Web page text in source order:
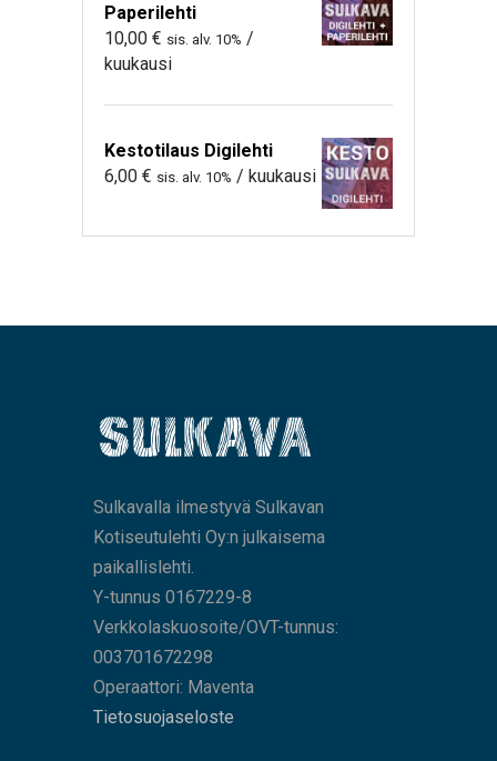
Paperilehti
10,00 € sis. alv. 10% /
kuukausi
Kestotilaus Digilehti
6,00 € sis. alv. 10% / kuukausi
Sulkavalla ilmestyvä Sulkavan
Kotiseutulehti Oy:n julkaisema
paikallislehti.
Y-tunnus 0167229-8
Verkkolaskuosoite/OVT-tunnus:
003701672298
Operaattori: Maventa
Tietosuojaseloste